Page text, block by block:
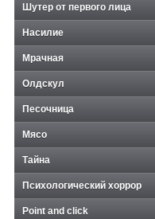
Шутер от первого лица
Насилие
Мрачная
Олдскул
Песочница
Мясо
Тайна
Психологический хоррор
Point and click